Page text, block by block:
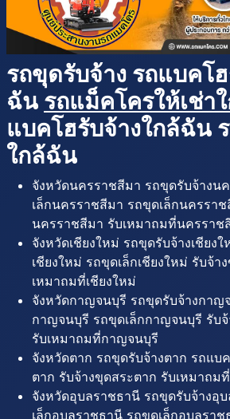
รถขุดรับจ้าง รถแบคโ
ฉัน รถแม็คโครให้เช่า
แบคโฮรับจ้างใกล้ฉัน
ใกล้ฉัน
จังหวัดนครราชสีมา รถขุดรับจ้างน
เล็กนครราชสีมา รถขุดเล็กนครรา
นครราชสีมา รับเหมาถมที่นครราช
จังหวัดเชียงใหม่ รถขุดรับจ้างเชียง
เชียงใหม่ รถขุดเล็กเชียงใหม่ รับจ้า
เหมาถมที่เชียงใหม่
จังหวัดกาญจนบุรี รถขุดรับจ้างกาญ
กาญจนบุรี รถขุดเล็กกาญจนบุรี รับ
รับเหมาถมที่กาญจนบุรี
จังหวัดตาก รถขุดรับจ้างตาก รถแบ
ตาก รับจ้างขุดสระตาก รับเหมาถม
จังหวัดอุบลราชธานี รถขุดรับจ้างอุ
เล็กอุบลราชธานี รถขุดเล็กอุบลราช